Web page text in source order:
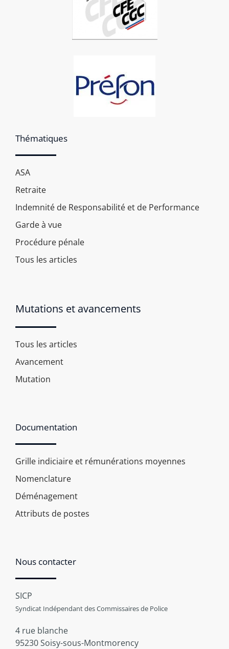
Thématiques
ASA
Retraite
Indemnité de Responsabilité et de Performance
Garde à vue
Procédure pénale
Tous les articles
Mutations et avancements
Tous les articles
Avancement
Mutation
Documentation
Grille indiciaire et rémunérations moyennes
Nomenclature
Déménagement
Attributs de postes
Nous contacter
SICP
Syndicat Indépendant des Commissaires de Police
4 rue blanche
95230 Soisy-sous-Montmorency